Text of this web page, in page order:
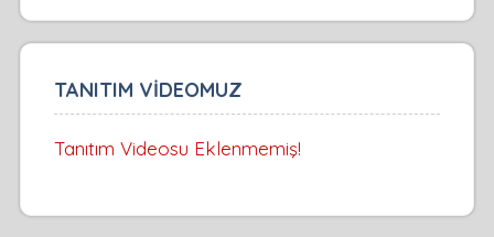
TANITIM VİDEOMUZ
Tanıtım Videosu Eklenmemiş!